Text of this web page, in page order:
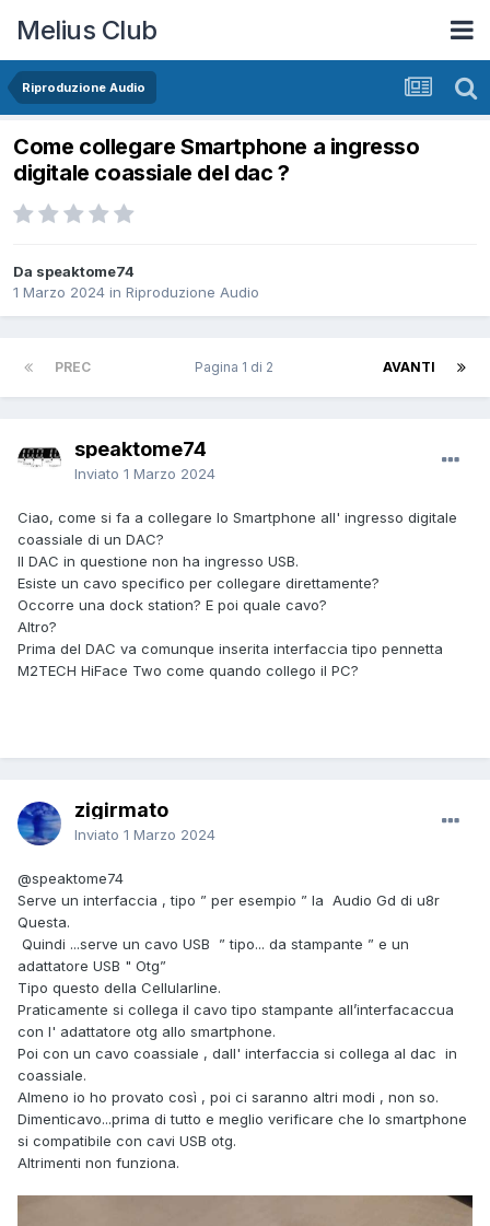
Melius Club
Riproduzione Audio
Come collegare Smartphone a ingresso
digitale coassiale del dac ?
Da speaktome74
1 Marzo 2024 in Riproduzione Audio
PREC AVANTI
Pagina 1 di 2
speaktome74
Inviato 1 Marzo 2024
Ciao, come si fa a collegare lo Smartphone all' ingresso digitale
coassiale di un DAC?
Il DAC in questione non ha ingresso USB.
Esiste un cavo specifico per collegare direttamente?
Occorre una dock station? E poi quale cavo?
Altro?
Prima del DAC va comunque inserita interfaccia tipo pennetta
M2TECH HiFace Two come quando collego il PC?
zigirmato
Inviato 1 Marzo 2024
@speaktome74
Serve un interfaccia , tipo ” per esempio ” la Audio Gd di u8r
Questa.
Quindi ...serve un cavo USB ” tipo... da stampante ” e un
adattatore USB " Otg”
Tipo questo della Cellularline.
Praticamente si collega il cavo tipo stampante all’interfacaccua
con l' adattatore otg allo smartphone.
Poi con un cavo coassiale , dall' interfaccia si collega al dac in
coassiale.
Almeno io ho provato così , poi ci saranno altri modi , non so.
Dimenticavo...prima di tutto e meglio verificare che lo smartphone
si compatibile con cavi USB otg.
Altrimenti non funziona.